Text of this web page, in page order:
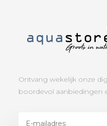
Ontvang wekelijk onze
boordevol aanbiedingen